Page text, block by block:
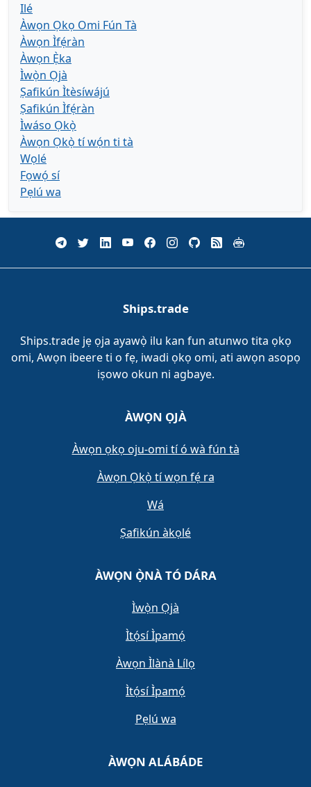
Ilé
Àwọn Ọkọ Omi Fún Tà
Àwọn Ìfẹ́ràn
Àwọn Ẹ̀ka
Ìwọ̀n Ọjà
Ṣafikún Ìtèsíwájú
Ṣafikún Ìfẹ́ràn
Ìwáso Ọkọ̀
Àwọn Ọkọ̀ tí wọ́n ti tà
Wọlé
Fọwọ́ sí
Pẹlú wa
Ships.trade
Ships.trade jẹ ọja ayawọ̀ ilu kan fun atunwo tita ọkọ
omi, Awọn ibeere ti o fẹ, iwadi ọkọ omi, ati awọn asopọ
iṣowo okun ni agbaye.
ÀWỌN ỌJÀ
Àwọn ọkọ oju-omi tí ó wà fún tà
Àwọn Ọkọ̀ tí wọn fẹ́ ra
Wá
Ṣafikún àkọlé
ÀWỌN Ọ̀NÀ TÓ DÁRA
Ìwọ̀n Ọjà
Ìtọ́sí Ìpamọ́
Àwọn Ìlànà Lílọ
Ìtọ́sí Ìpamọ́
Pẹlú wa
ÀWỌN ALÁBÁDE